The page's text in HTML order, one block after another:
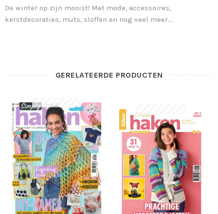
De winter op zijn mooist! Met mode, accessoires,
kerstdecoraties, muts, sloffen en nog veel meer….
GERELATEERDE PRODUCTEN